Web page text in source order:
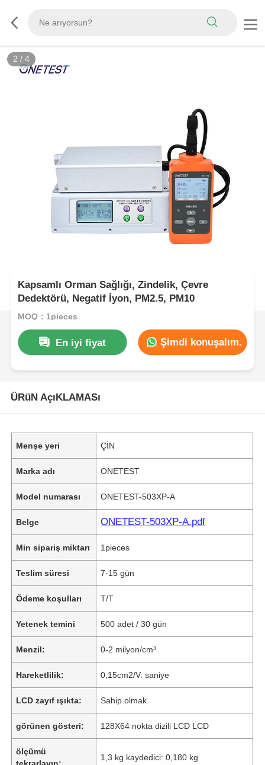
2 / 4
Kapsamlı Orman Sağlığı, Zindelik, Çevre
Dedektörü, Negatif İyon, PM2.5, PM10
MOQ：1pieces
En iyi fiyat Şimdi konuşalım.
ÜRüN AçıKLAMASı
Menşe yeri ÇİN
Marka adı ONETEST
Model numarası ONETEST-503XP-A
Belge ONETEST-503XP-A.pdf
Min sipariş miktarı 1pieces
Teslim süresi 7-15 gün
Ödeme koşulları T/T
Yetenek temini 500 adet / 30 gün
Menzil: 0-2 milyon/cm³
Hareketlilik: 0,15cm2/V. saniye
LCD zayıf ışıkta: Sahip olmak
görünen gösteri: 128X64 nokta dizili LCD LCD
ölçümü
tekrarlayın:
1,3 kg kaydedici: 0,180 kg